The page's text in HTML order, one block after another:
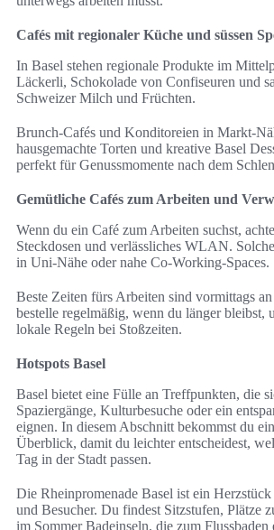
Cafés mit regionaler Küche und süssen
In Basel stehen regionale Produkte im
Läckerli, Schokolade von Confiseuren und
Schweizer Milch und Früchten.
Brunch-Cafés und Konditoreien in Markt-
hausgemachte Torten und kreative Basel
perfekt für Genussmomente nach dem
Gemütliche Cafés zum Arbeiten und
Wenn du ein Café zum Arbeiten suchst,
Steckdosen und verlässliches WLAN.
in Uni-Nähe oder nahe Co-Working-Spaces.
Beste Zeiten fürs Arbeiten sind vormittags
bestelle regelmäßig, wenn du länger bleibst,
lokale Regeln bei Stoßzeiten.
Hotspots Basel
Basel bietet eine Fülle an Treffpunkten, die
Spaziergänge, Kulturbesuche oder ein
eignen. In diesem Abschnitt bekommst du
Überblick, damit du leichter entscheidest,
Tag in der Stadt passen.
Die Rheinpromenade Basel ist ein
und Besucher. Du findest Sitzstufen, Plätze
im Sommer Badeinseln, die zum Flussbaden